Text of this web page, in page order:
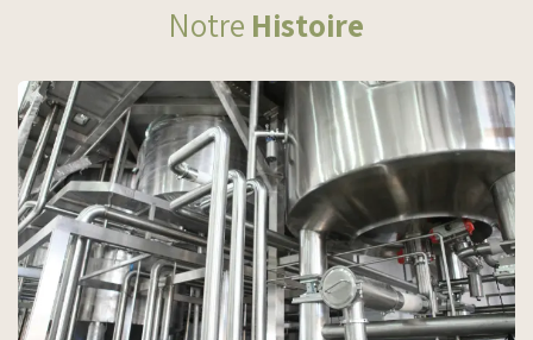
Notre Histoire